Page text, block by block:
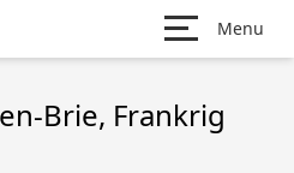
Menu
Brie, Frankrig